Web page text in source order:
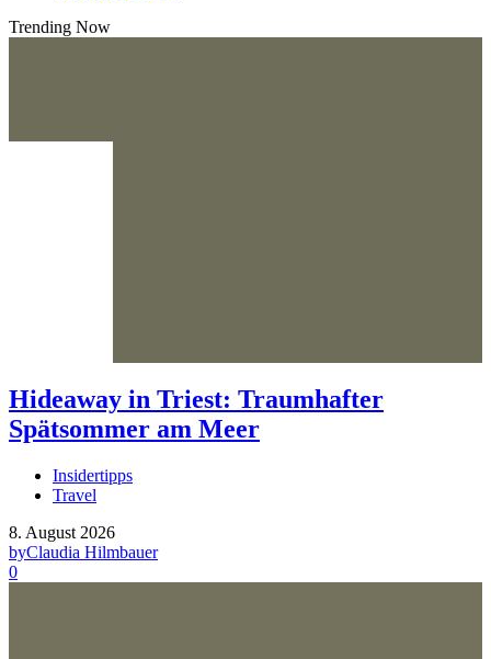
Trending Now
Hideaway in Triest: Traumhafter
Spätsommer am Meer
Insidertipps
Travel
8. August 2026
byClaudia Hilmbauer
0